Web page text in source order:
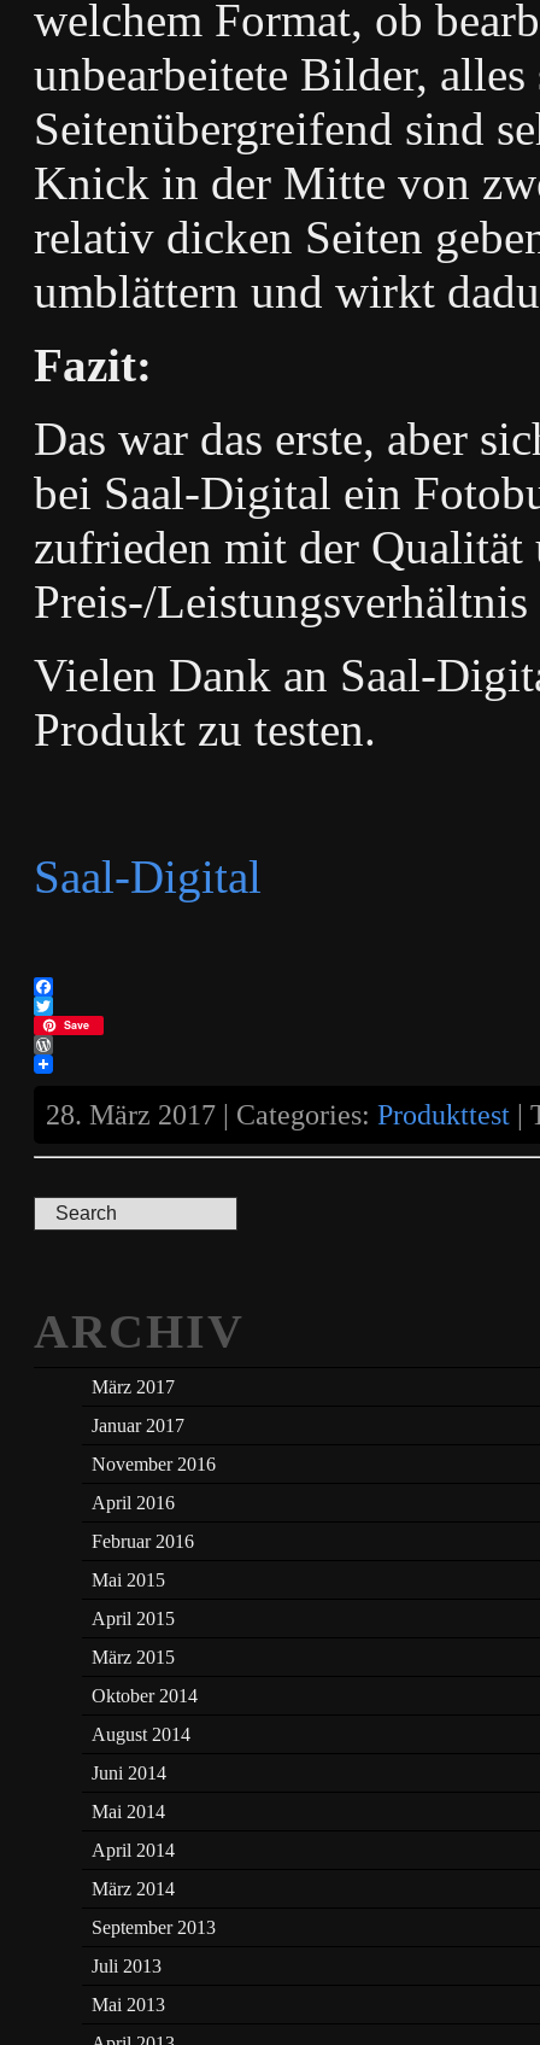
welchem Format, ob
unbearbeitete Bilder,
Seitenübergreifend sind
Knick in der Mitte von
relativ dicken Seiten
umblättern und wirkt
Fazit:
Das war das erste, aber
bei Saal-Digital ein
zufrieden mit der Qualität
Preis-/
Vielen Dank an Saal-
Produkt zu testen.
Saal-Digital
Facebook
Twitter
Save
WordPress
28. März 2017 | Categories: Produkttest |
ARCHIV
März 2017
Januar 2017
November 2016
April 2016
Februar 2016
Mai 2015
April 2015
März 2015
Oktober 2014
August 2014
Juni 2014
Mai 2014
April 2014
März 2014
September 2013
Juli 2013
Mai 2013